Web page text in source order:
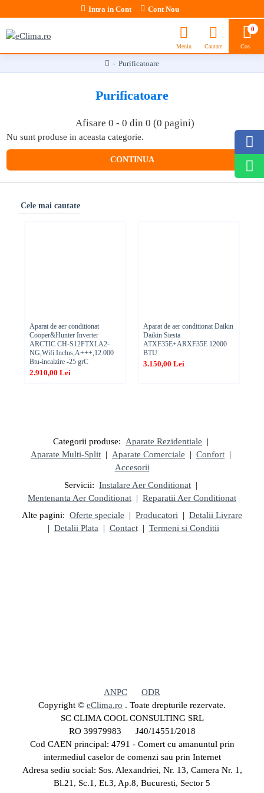
Intra in Cont Cont Nou
0
Purificatoare
Purificatoare
Afisare 0 - 0 din 0 (0 pagini)
Nu sunt produse in aceasta categorie.
CONTINUA
Cele mai cautate
Aparat de aer conditionat
Cooper&Hunter Inverter
ARCTIC CH-S12FTXLA2-
NG,Wifi Inclus,A+++,12.000
Btu-incalzire -25 grC
2.910,00 Lei
Aparat de aer conditionat Daikin
Daikin Siesta
ATXF35E+ARXF35E 12000
BTU
3.150,00 Lei
Categorii produse: Aparate Rezidentiale |
Aparate Multi-Split | Aparate Comerciale | Confort |
Accesorii
Servicii: Instalare Aer Conditionat |
Mentenanta Aer Conditionat | Reparatii Aer Conditionat
Alte pagini: Oferte speciale | Producatori | Detalii Livrare
| Detalii Plata | Contact| Termeni si Conditii
ANPC
ODR
Copyright © eClima.ro . Toate drepturile rezervate.
SC CLIMA COOL CONSULTING SRL
RO 39979983 J40/14551/2018
Cod CAEN principal: 4791 - Comert cu amanuntul prin
intermediul caselor de comenzi sau prin Internet
Adresa sediu social: Sos. Alexandriei, Nr. 13, Camera Nr. 1,
Bl.21, Sc.1, Et.3, Ap.8, Bucuresti, Sector 5